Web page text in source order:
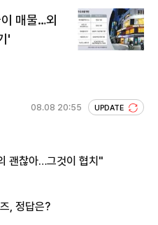
매물…외
'
08.08 20:55 UPDATE
괜찮아…그것이 협치"
, 정답은?